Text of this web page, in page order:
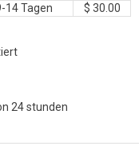
14 Tagen
$ 30.00
24 stunden